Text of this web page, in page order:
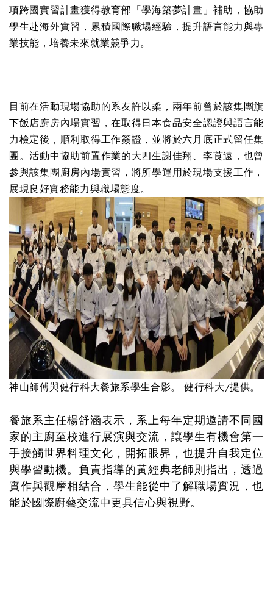
項跨國實習計畫獲得教育部「學海築夢計畫」補助，協助
學生赴海外實習，累積國際職場經驗，提升語言能力與專
業技能，培養未來就業競爭力。
目前在活動現場協助的系友許以柔，兩年前曾於該集團旗
下飯店廚房內場實習，在取得日本食品安全認證與語言能
力檢定後，順利取得工作簽證，並將於六月底正式留任集
團。活動中協助前置作業的大四生謝佳翔、李莨遠，也曾
參與該集團廚房內場實習，將所學運用於現場支援工作，
展現良好實務能力與職場態度。
神山師傅與健行科大餐旅系學生合影。 健行科大/提供。
餐旅系主任楊舒涵表示，系上每年定期邀請不同國
家的主廚至校進行展演與交流，讓學生有機會第一
手接觸世界料理文化，開拓眼界，也提升自我定位
與學習動機。負責指導的黃經典老師則指出，透過
實作與觀摩相結合，學生能從中了解職場實況，也
能於國際廚藝交流中更具信心與視野。